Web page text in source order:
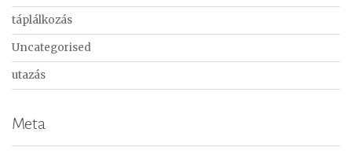
táplálkozás
Uncategorised
utazás
Meta